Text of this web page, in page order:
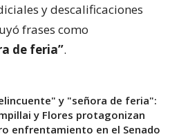
y descalificaciones
frases como
de feria”.
y "señora de feria":
y Flores protagonizan
enfrentamiento en el Senado